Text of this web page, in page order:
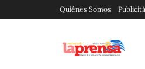
Quiénes Somos